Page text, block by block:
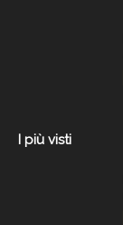
I più visti